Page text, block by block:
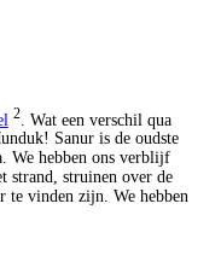
2. Wat een verschil qua
Sanur is de oudste
We hebben ons verblijf
strand, struinen over de
te vinden zijn. We hebben